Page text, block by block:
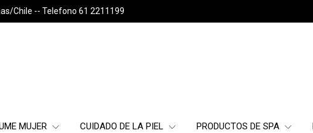
Chile -- Telefono 61 2211199
MUJER CUIDADO DE LA PIEL PRODUCTOS DE SPA